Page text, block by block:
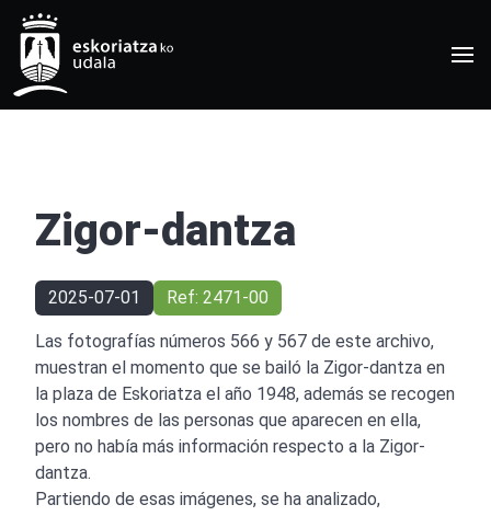
Zigor-dantza
2025-07-01 Ref: 2471-00
Las fotografías números 566 y 567 de este archivo,
muestran el momento que se bailó la Zigor-dantza en
la plaza de Eskoriatza el año 1948, además se recogen
los nombres de las personas que aparecen en ella,
pero no había más información respecto a la Zigor-
dantza.
Partiendo de esas imágenes, se ha analizado,